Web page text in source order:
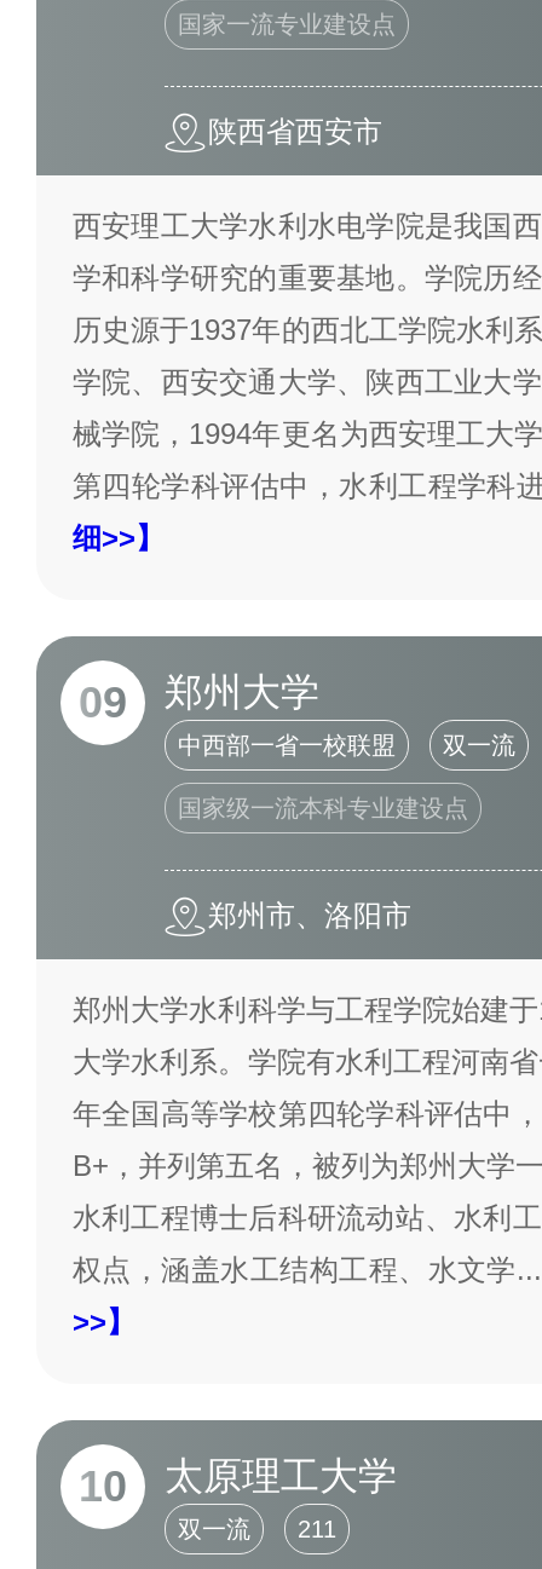
国家一流专业建设点
陕西省西安市
西安理工大学水利水电学院是我国
学和科学研究的重要基地。学院历
历史源于1937年的西北工学院水利
学院、西安交通大学、陕西工业大
械学院，1994年更名为西安理工大
第四轮学科评估中，水利工程学科
细>>】
09 郑州大学
中西部一省一校联盟 双一流
国家级一流本科专业建设点
郑州市、洛阳市
郑州大学水利科学与工程学院始建
大学水利系。学院有水利工程河南
年全国高等学校第四轮学科评估中
B+，并列第五名，被列为郑州大学
水利工程博士后科研流动站、水利
权点，涵盖水工结构工程、水文学...
>>】
10 太原理工大学
双一流 211